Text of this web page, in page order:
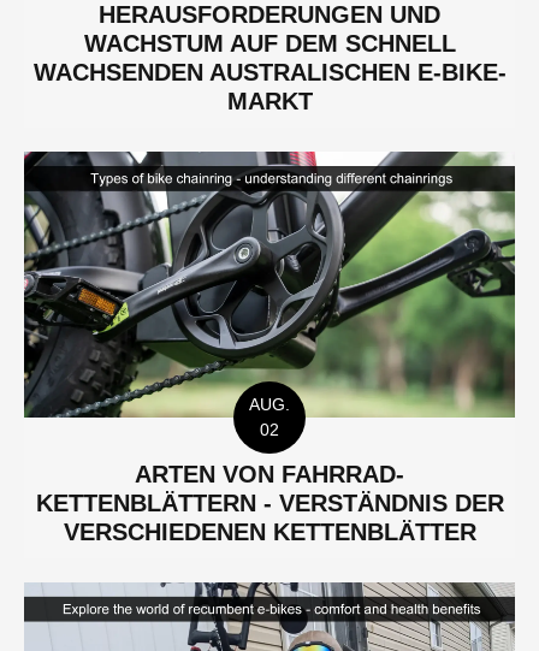
HERAUSFORDERUNGEN UND
WACHSTUM AUF DEM SCHNELL
WACHSENDEN AUSTRALISCHEN E-BIKE-
MARKT
AUG.
02
ARTEN VON FAHRRAD-
KETTENBLÄTTERN - VERSTÄNDNIS DER
VERSCHIEDENEN KETTENBLÄTTER